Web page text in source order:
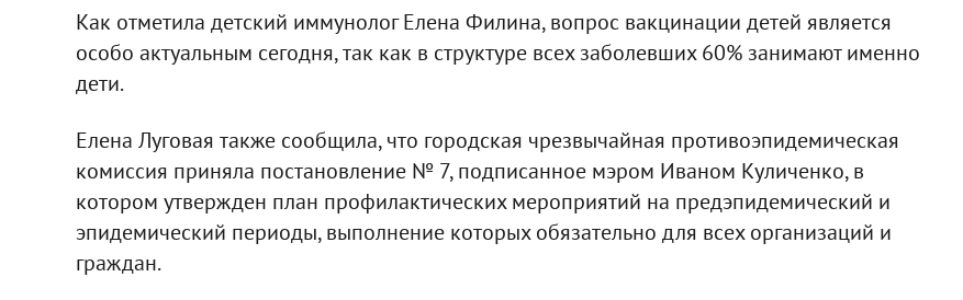
Как отметила детский иммунолог Елена Филина, вопрос вакцинации детей является
особо актуальным сегодня, так как в структуре всех заболевших 60% занимают именно
дети.
Елена Луговая также сообщила, что городская чрезвычайная противоэпидемическая
комиссия приняла постановление № 7, подписанное мэром Иваном Куличенко, в
котором утвержден план профилактических мероприятий на предэпидемический и
эпидемический периоды, выполнение которых обязательно для всех организаций и
граждан.